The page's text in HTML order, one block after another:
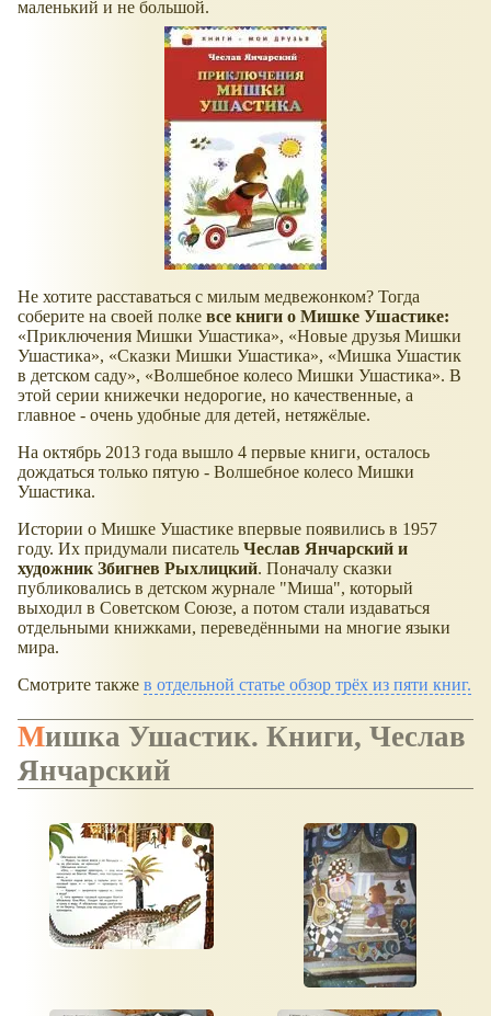
маленький и не большой.
Не хотите расставаться с милым медвежонком? Тогда
соберите на своей полке все книги о Мишке Ушастике:
Приключения Мишки Ушастика ,
Новые друзья Мишки
Ушастика , Сказки Мишки Ушастика ,
Мишка Ушастик
в детском саду , Волшебное колесо Мишки Ушастика . В
этой серии книжечки недорогие, но качественные, а
главное - очень удобные для детей, нетяжёлые.
На октябрь 2013 года вышло 4 первые книги, осталось
дождаться только пятую - Волшебное колесо Мишки
Ушастика.
Истории о Мишке Ушастике впервые появились в 1957
году. Их придумали писатель Чеслав Янчарский и
художник Збигнев Рыхлицкий. Поначалу сказки
публиковались в детском журнале "Миша", который
выходил в Советском Союзе, а потом стали издаваться
отдельными книжками, переведёнными на многие языки
мира.
Смотрите также в отдельной статье обзор трёх из пяти книг.
Мишка Ушастик. Книги, Чеслав
Янчарский